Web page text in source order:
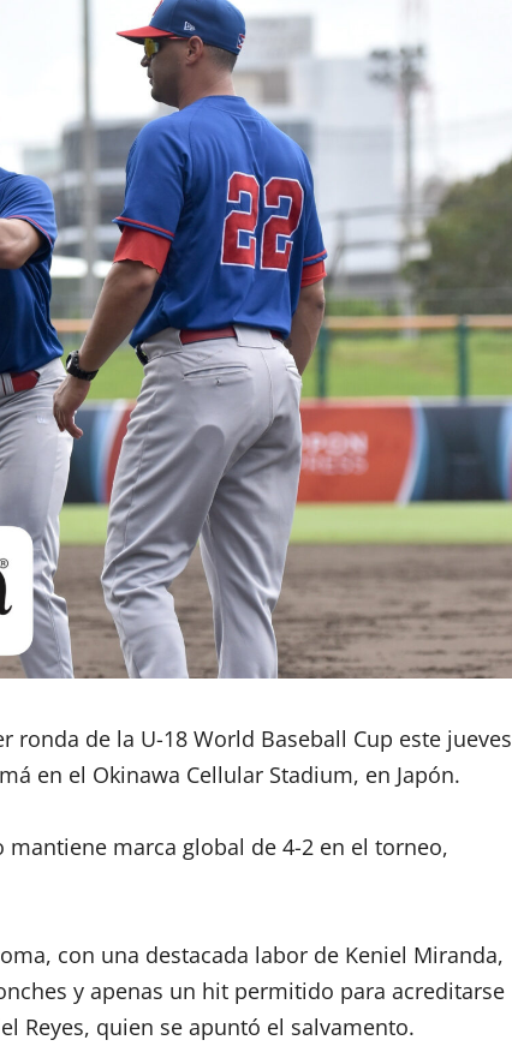
de la U-18 World Baseball Cup este
en el Okinawa Cellular Stadium, en Japón.
mantiene marca global de 4-2 en el torneo,
con una destacada labor de Keniel Miranda,
y apenas un hit permitido para acreditarse
Reyes, quien se apuntó el salvamento.